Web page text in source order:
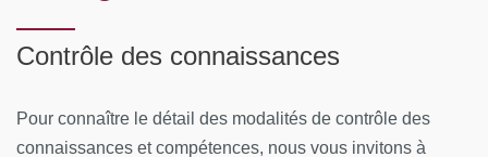
Contrôle des connaissances
Pour connaître le détail des modalités de contrôle des
connaissances et compétences, nous vous invitons à